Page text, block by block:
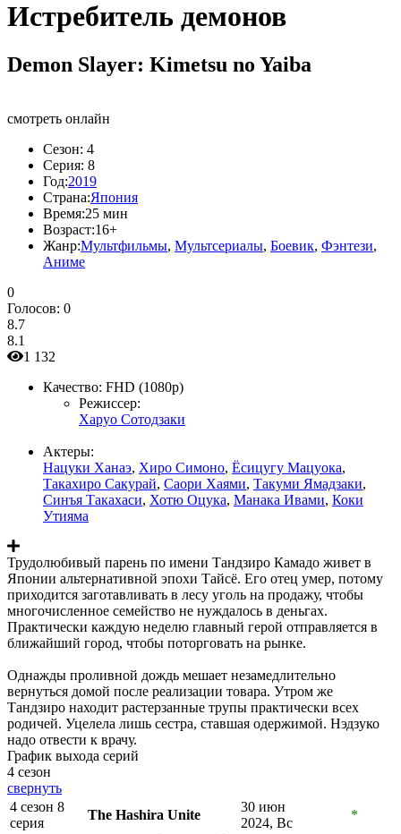
Истребитель демонов
Demon Slayer: Kimetsu no Yaiba
смотреть онлайн
Сезон: 4
Серия: 8
Год:2019
Страна:Япония
Время:25 мин
Возраст:16+
Жанр:Мультфильмы, Мультсериалы, Боевик, Фэнтези,
Аниме
0
Голосов: 0
8.7
8.1
1 132
Качество: FHD (1080p)
Режиссер:
Харуо Сотодзаки
Актеры:
Нацуки Ханаэ, Хиро Симоно, Ёсицугу Мацуока,
Такахиро Сакурай, Саори Хаями, Такуми Ямадзаки,
Синъя Такахаси, Хотю Оцука, Манака Ивами, Коки
Утияма
Трудолюбивый парень по имени Тандзиро Камадо живет в
Японии альтернативной эпохи Тайсё. Его отец умер, потому
приходится заготавливать в лесу уголь на продажу, чтобы
многочисленное семейство не нуждалось в деньгах.
Практически каждую неделю главный герой отправляется в
ближайший город, чтобы поторговать на рынке.
Однажды проливной дождь мешает незамедлительно
вернуться домой после реализации товара. Утром же
Тандзиро находит растерзанные трупы практически всех
родичей. Уцелела лишь сестра, ставшая одержимой. Нэдзуко
надо отвести к врачу.
График выхода серий
4 сезон
свернуть
4 сезон 8
серия
The Hashira Unite
30 июн
2024, Вс
*